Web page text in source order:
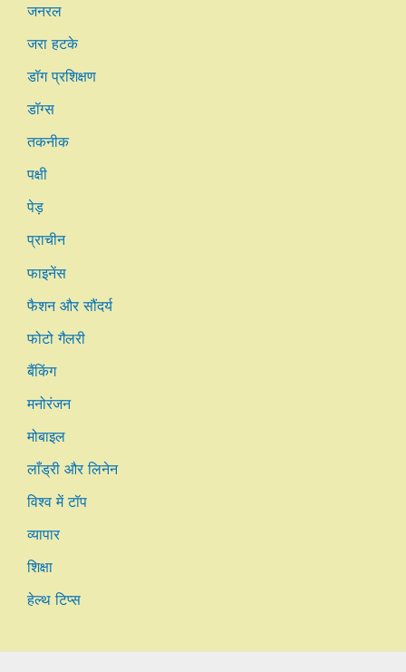
जनरल
जरा हटके
डॉग प्रशिक्षण
डॉग्स
तकनीक
पक्षी
पेड़
प्राचीन
फाइनेंस
फैशन और सौंदर्य
फोटो गैलरी
बैंकिंग
मनोरंजन
मोबाइल
लाँड्री और लिनेन
विश्व में टॉप
व्यापार
शिक्षा
हेल्थ टिप्स